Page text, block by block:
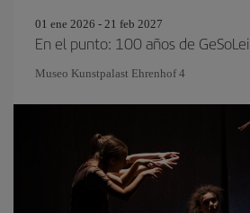
01 ene 2026 - 21 feb 2027
En el punto: 100 años de GeSoLei
Museo Kunstpalast Ehrenhof 4